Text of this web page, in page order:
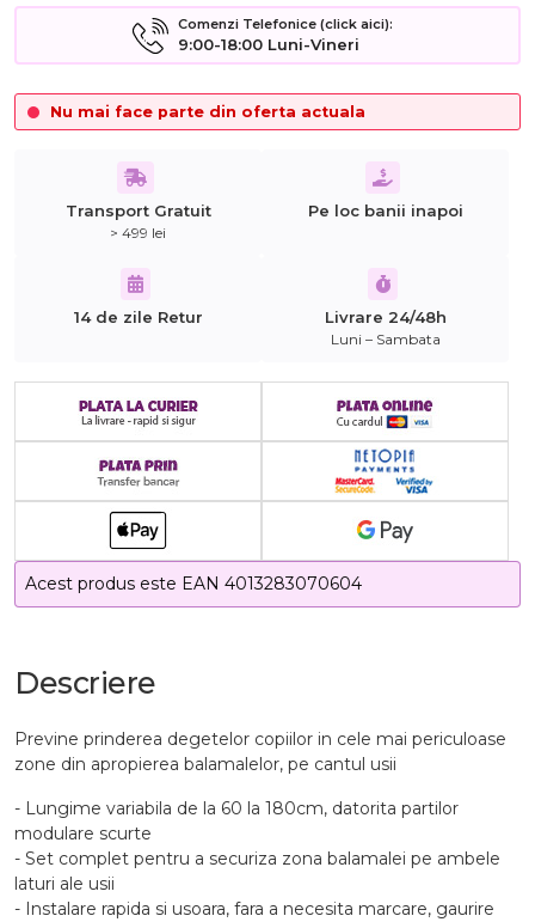
Comenzi Telefonice (click aici):
9:00-18:00 Luni-Vineri
Nu mai face parte din oferta actuala
Transport Gratuit
> 499 lei
Pe loc banii inapoi
14 de zile Retur Livrare 24/48h
Luni – Sambata
Acest produs este EAN 4013283070604
Descriere
Previne prinderea degetelor copiilor in cele mai periculoase
zone din apropierea balamalelor, pe cantul usii
- Lungime variabila de la 60 la 180cm, datorita partilor
modulare scurte
- Set complet pentru a securiza zona balamalei pe ambele
laturi ale usii
- Instalare rapida si usoara, fara a necesita marcare, gaurire